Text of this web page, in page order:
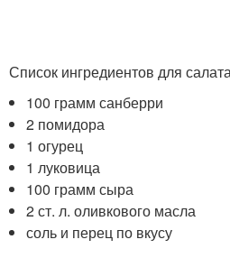
Список ингредиентов для
100 грамм санберри
2 помидора
1 огурец
1 луковица
100 грамм сыра
2 ст. л. оливкового масла
соль и перец по вкусу